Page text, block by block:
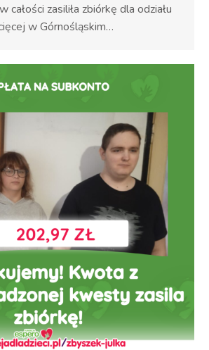
całości zasiliła zbiórkę dla odziału
w Górnośląskim…